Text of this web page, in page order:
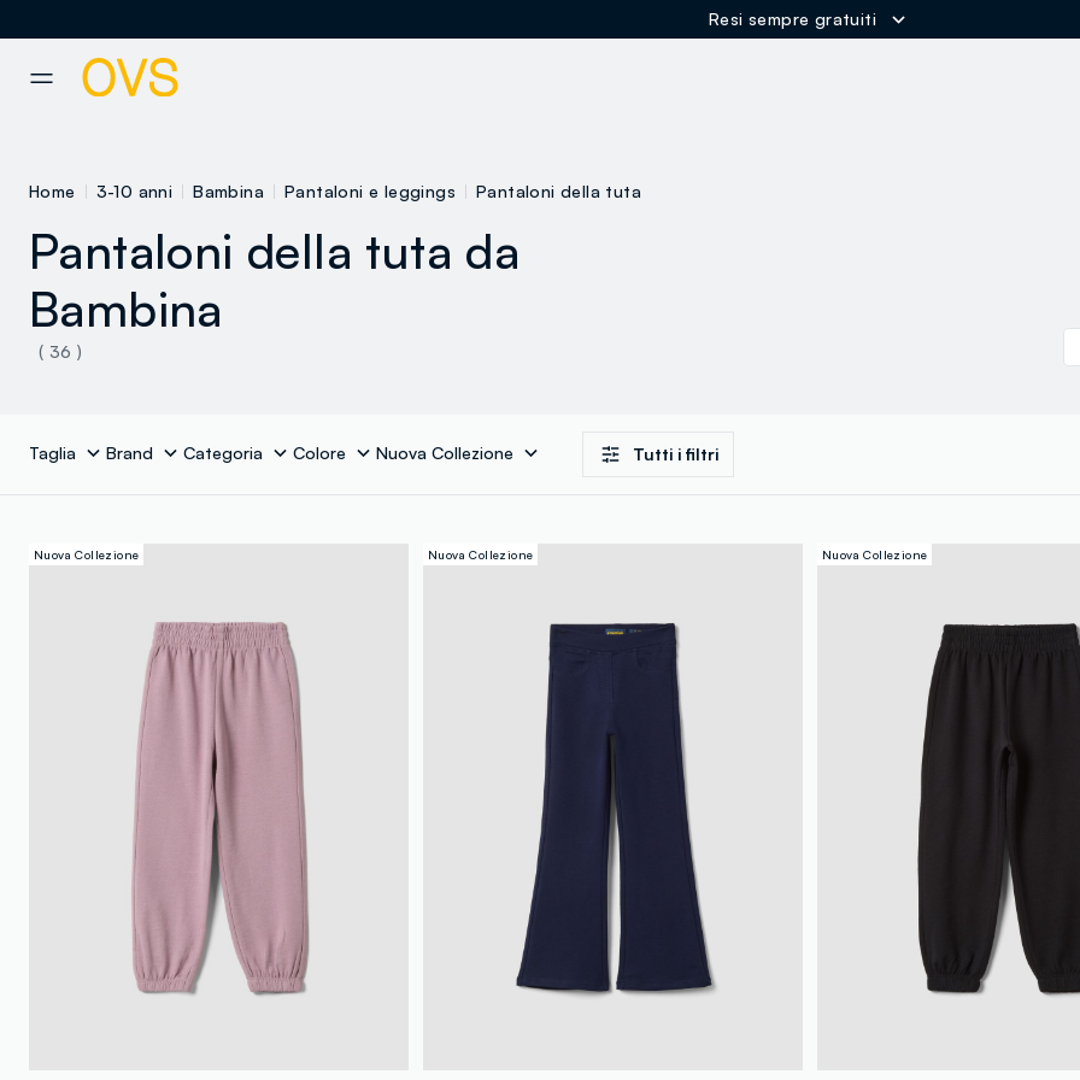
Spedizione Gratuita oltre i 60€
Home 3-10 anni Bambina Pantaloni e leggings Pantaloni della tuta
Pantaloni della tuta da
Bambina
( 36 )
Taglia Brand Categoria Colore Nuova Collezione Tutti i filtri
Nuova Collezione Nuova Collezione Nuova Collezione